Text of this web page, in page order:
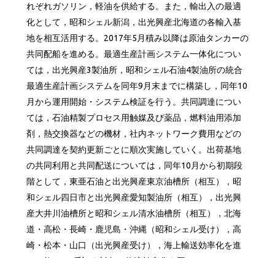
れぞれガソリン，軽油を供給する。また，輸出入の最適
化として，昭和シェル新潟，出光興産北海道の各輸入基
地を相互活用する。2017年5月積み以降は原油タンカーの
共同配船を進める。最適生産計画システム一体化につい
ては，出光興産3製油所，昭和シェル石油4製油所の統合
最適生産計画システムを同年9月末までに構築し，同年10
月から運用開始・システム検証を行う。共同調達につい
ては，石油精製プロセス用触媒及び薬品，燃料油用添加
剤，熱交換器などの機材，社内ネットワーク費用などの
共同調達を契約更新ごとに順次実施していく。出荷基地
の共同利用と共同配送については，同年10月から初期段
階として，東亜石油と出光興産東京油槽所（相互），昭
和シェル四日市と出光興産愛知製油所（相互），出光興
産大井川油槽所と昭和シェル清水油槽所（相互），北海
道・高松・長崎・鹿児島・沖縄（昭和シェル受け），高
崎・松本・山口（出光興産受け），海上輸送効率化を進